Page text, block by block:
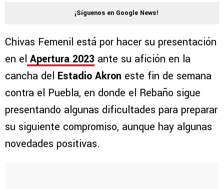
¡Síguenos en Google News!
Chivas Femenil está por hacer su presentación
en el Apertura 2023 ante su afición en la
cancha del Estadio Akron este fin de semana
contra el Puebla, en donde el Rebaño sigue
presentando algunas dificultades para preparar
su siguiente compromiso, aunque hay algunas
novedades positivas.